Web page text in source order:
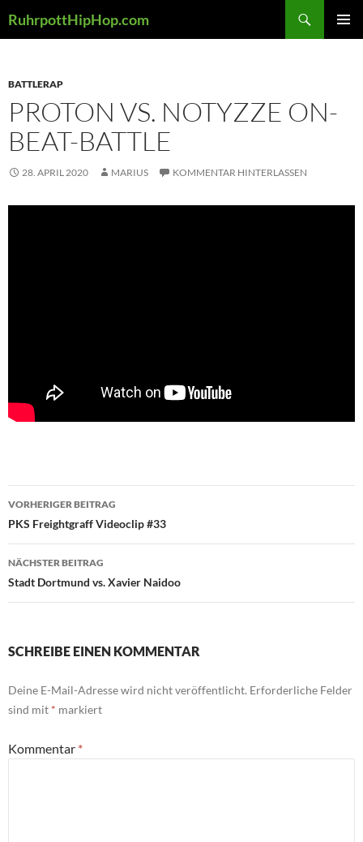
Inhalt
RuhrpottHipHop.com
BATTLERAP
PROTON VS. NOTYZZE ON-
BEAT-BATTLE
28. APRIL 2020 MARIUS KOMMENTAR HINTERLASSEN
Beitragsnavigation
VORHERIGER BEITRAG
PKS Freightgraff Videoclip #33
NÄCHSTER BEITRAG
Stadt Dortmund vs. Xavier Naidoo
SCHREIBE EINEN KOMMENTAR
Deine E-Mail-Adresse wird nicht veröffentlicht. Erforderliche Felder
sind mit * markiert
Kommentar *